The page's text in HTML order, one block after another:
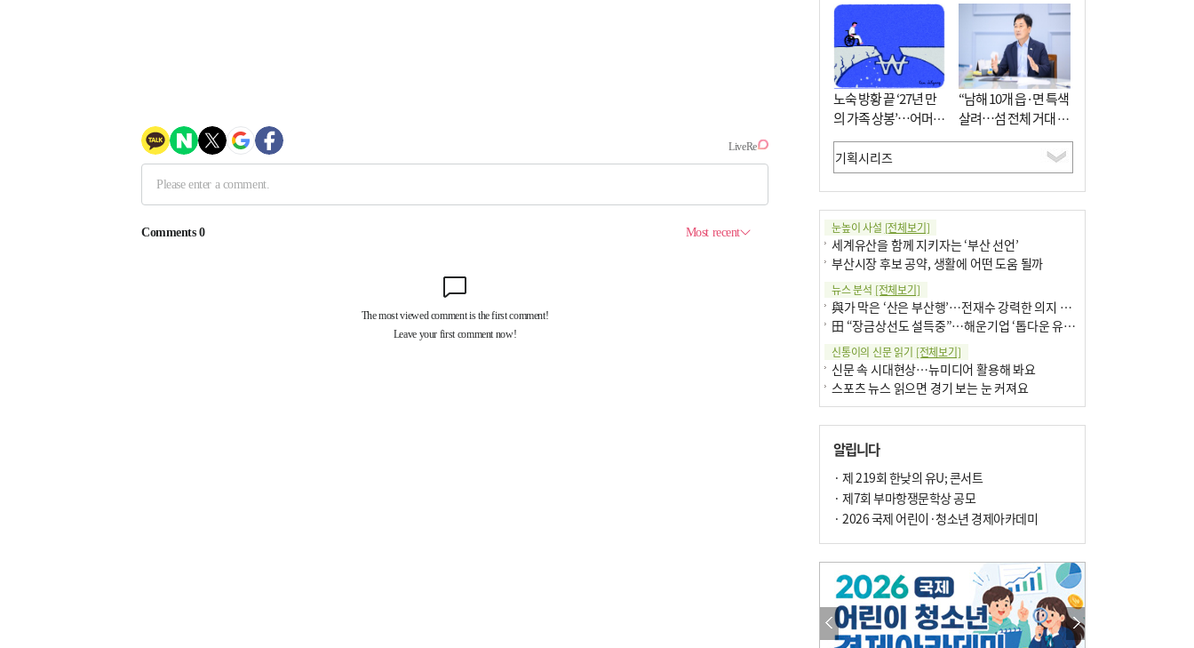
노숙 방황 끝 ‘27년 만
의 가족 상봉’…어머니
와 행복 꿈꿔
“남해 10개 읍·면 특색
살려…섬 전체 거대 정
원으로 조성”
눈높이 사설 [전체보기]
세계유산을 함께 지키자는 ‘부산 선언’
부산시장 후보 공약, 생활에 어떤 도움 될까
뉴스 분석 [전체보기]
與가 막은 ‘산은 부산행’…전재수 강력한 의지 표명 없인 공염불
田 “장금상선도 설득중”…해운기업 ‘톱다운 유치전’ 가속
신통이의 신문 읽기 [전체보기]
신문 속 시대현상…뉴미디어 활용해 봐요
스포츠 뉴스 읽으면 경기 보는 눈 커져요
구·군 승진 축하화분 관행 없애자니 소상공인 울상
팩트체크[전체보기]
의령 한우산 털중나리
한 손 뉴스[전체보기]
시민이 개발한 폭염 대응 앱 ‘그늘로’ 길안내 지도 등 인기
골목 맛집 발굴 고메 셀렉션…부산시, 페스티벌 시월 연계
알립니다
· 제 219회 한낮의 유U; 콘서트
· 제7회 부마항쟁문학상 공모
· 2026 국제 어린이·청소년 경제아카데미